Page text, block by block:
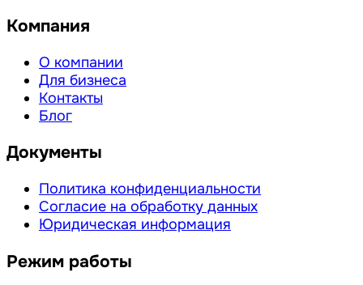
Компания
О компании
Для бизнеса
Контакты
Блог
Документы
Политика конфиденциальности
Согласие на обработку данных
Юридическая информация
Режим работы